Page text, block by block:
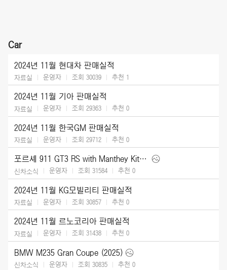
Car
2024년 11월 현대차 판매실적
자료실 운영자 조회 30039 추천 1
2024년 11월 기아 판매실적
자료실 운영자 조회 29363 추천 0
2024년 11월 한국GM 판매실적
자료실 운영자 조회 29712 추천 0
포르셰 911 GT3 RS with Manthey Kit (2025)
신차소식 운영자 조회 31584 추천 0
2024년 11월 KG모빌리티 판매실적
자료실 운영자 조회 30857 추천 0
2024년 11월 르노코리아 판매실적
자료실 운영자 조회 31438 추천 0
BMW M235 Gran Coupe (2025)
신차소식 운영자 조회 30835 추천 0